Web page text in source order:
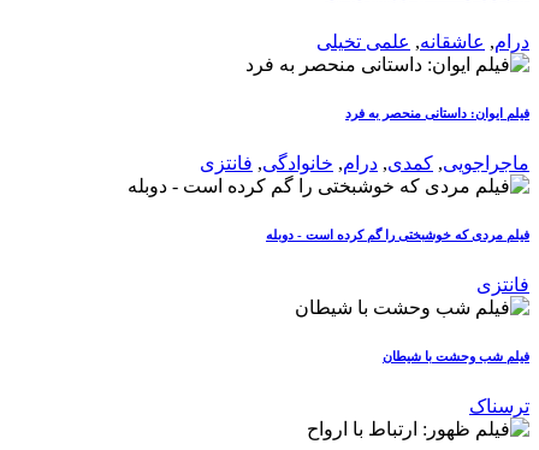
درام, عاشقانه, علمی تخیلی
فیلم ایوان: داستانی منحصر به فرد
ماجراجویی, کمدی, درام, خانوادگی, فانتزی
فیلم مردی که خوشبختی را گم کرده است - دوبله
فانتزی
فیلم شب وحشت با شیطان
ترسناک